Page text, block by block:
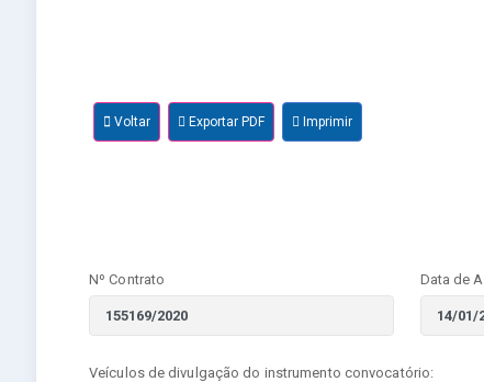
Voltar Exportar PDF Imprimir
Nº Contrato Data de
Veículos de divulgação do instrumento convocatório: